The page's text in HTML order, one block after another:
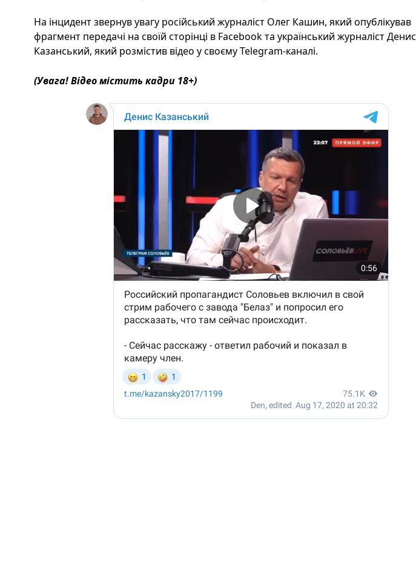
На інцидент звернув увагу російський журналіст Олег Кашин, який опублікував
фрагмент передачі на своїй сторінці в Facebook та український журналіст Денис
Казанський, який розмістив відео у своєму Telegram-каналі.
(Увага! Відео містить кадри 18+)